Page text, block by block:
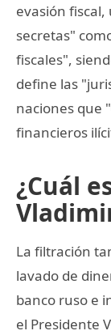
evasión
secretas"
fiscales",
define las
naciones que
financieros
¿Cuál
La filtración
lavado de
banco ruso e
el Presidente